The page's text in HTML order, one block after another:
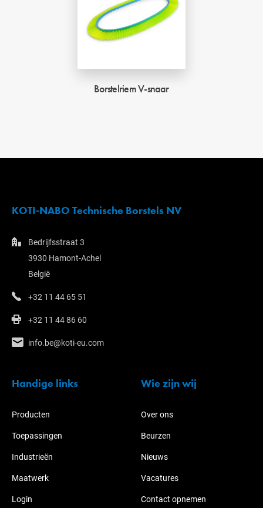
Borstelriem V-snaar
KOTI-NABO Technische Borstels NV
Bedrijfsstraat 3
3930 Hamont-Achel
België
+32 11 44 65 51
+32 11 44 86 60
info.be@koti-eu.com
Handige links
Producten
Toepassingen
Industrieën
Maatwerk
Login
Wie zijn wij
Over ons
Beurzen
Nieuws
Vacatures
Contact opnemen